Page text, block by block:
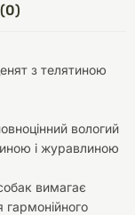
з телятиною
вологий
і журавлиною
вимагає